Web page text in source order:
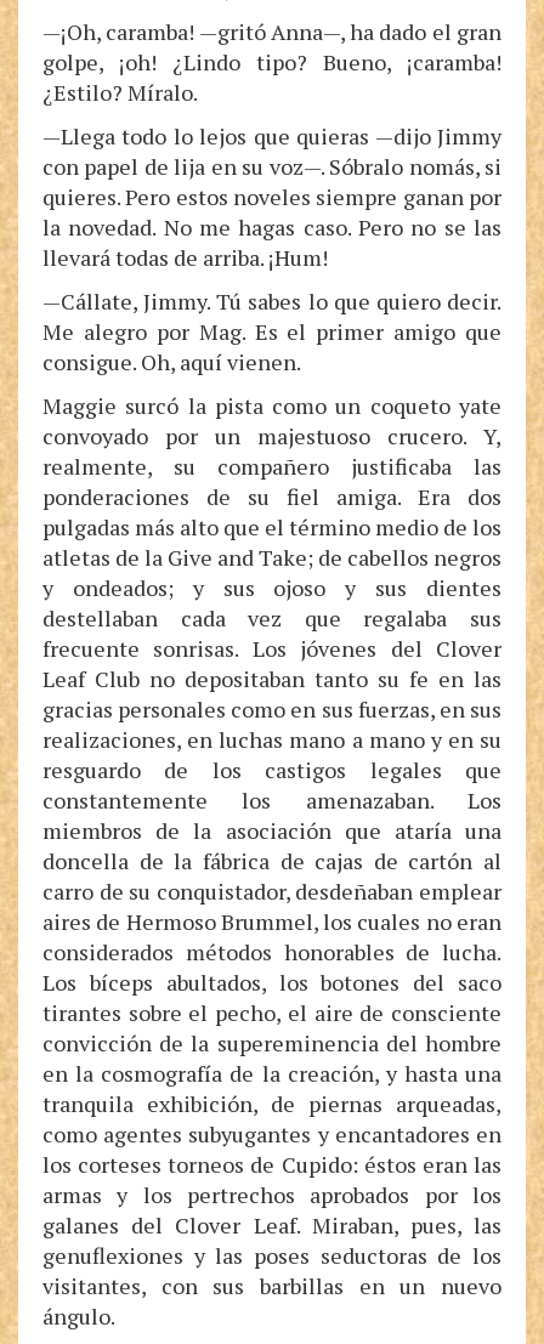
—¡Oh, caramba! —gritó Anna—, ha dado el gran
golpe, ¡oh! ¿Lindo tipo? Bueno, ¡caramba!
¿Estilo? Míralo.
—Llega todo lo lejos que quieras —dijo Jimmy
con papel de lija en su voz—. Sóbralo nomás, si
quieres. Pero estos noveles siempre ganan por
la novedad. No me hagas caso. Pero no se las
llevará todas de arriba. ¡Hum!
—Cállate, Jimmy. Tú sabes lo que quiero decir.
Me alegro por Mag. Es el primer amigo que
consigue. Oh, aquí vienen.
Maggie surcó la pista como un coqueto yate
convoyado por un majestuoso crucero. Y,
realmente, su compañero justificaba las
ponderaciones de su fiel amiga. Era dos
pulgadas más alto que el término medio de los
atletas de la Give and Take; de cabellos negros
y ondeados; y sus ojoso y sus dientes
destellaban cada vez que regalaba sus
frecuente sonrisas. Los jóvenes del Clover
Leaf Club no depositaban tanto su fe en las
gracias personales como en sus fuerzas, en sus
realizaciones, en luchas mano a mano y en su
resguardo de los castigos legales que
constantemente los amenazaban. Los
miembros de la asociación que ataría una
doncella de la fábrica de cajas de cartón al
carro de su conquistador, desdeñaban emplear
aires de Hermoso Brummel, los cuales no eran
considerados métodos honorables de lucha.
Los bíceps abultados, los botones del saco
tirantes sobre el pecho, el aire de consciente
convicción de la supereminencia del hombre
en la cosmografía de la creación, y hasta una
tranquila exhibición, de piernas arqueadas,
como agentes subyugantes y encantadores en
los corteses torneos de Cupido: éstos eran las
armas y los pertrechos aprobados por los
galanes del Clover Leaf. Miraban, pues, las
genuflexiones y las poses seductoras de los
visitantes, con sus barbillas en un nuevo
ángulo.